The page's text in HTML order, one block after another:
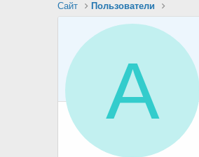
Сайт Пользователи
A